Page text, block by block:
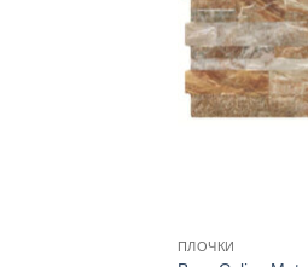
ПЛОЧКИ